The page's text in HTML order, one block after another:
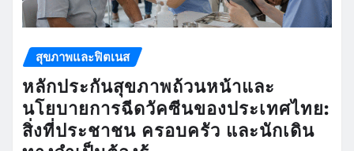
สุขภาพและฟิตเนส
หลักประกันสุขภาพถ้วนหน้าและ
นโยบายการฉีดวัคซีนของประเทศไทย:
สิ่งที่ประชาชน ครอบครัว และนักเดิน